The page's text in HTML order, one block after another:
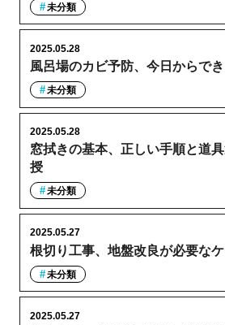
未分類
風呂場のカビ予防、今日からで
2025.05.28
未分類
窓拭きの基本、正しい手順と道
授
2025.05.28
未分類
根切り工事、地盤改良が必要な
2025.05.27
未分類
2025.05.27